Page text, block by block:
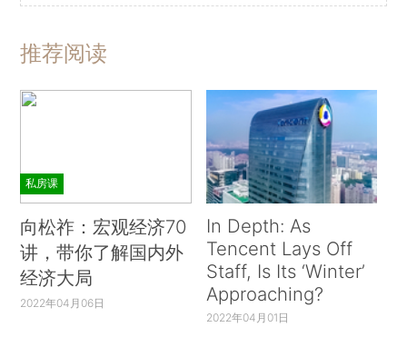
推荐阅读
私房课
向松祚：宏观经济70
讲，带你了解国内外
经济大局
2022年04月06日
In Depth: As
Tencent Lays Off
Staff, Is Its ‘Winter’
Approaching?
2022年04月01日